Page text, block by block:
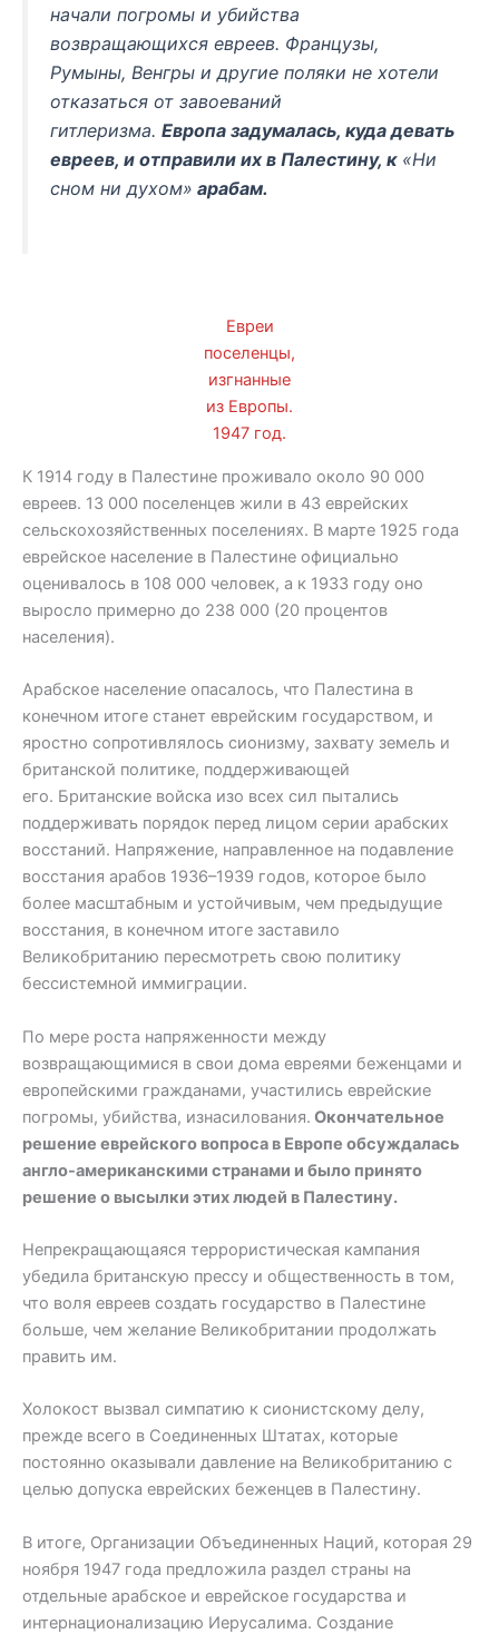
начали погромы и убийства
возвращающихся евреев. Французы,
Румыны, Венгры и другие поляки не хотели
отказаться от завоеваний
гитлеризма. Европа задумалась, куда девать
евреев, и отправили их в Палестину, к«Ни
сном ни духом» арабам.
Евреи
поселенцы,
изгнанные
из Европы.
1947 год.
К 1914 году в Палестине проживало около 90 000
евреев. 13 000 поселенцев жили в 43 еврейских
сельскохозяйственных поселениях. В марте 1925 года
еврейское население в Палестине официально
оценивалось в 108 000 человек, а к 1933 году оно
выросло примерно до 238 000 (20 процентов
населения).
Арабское население опасалось, что Палестина в
конечном итоге станет еврейским государством, и
яростно сопротивлялось сионизму, захвату земель и
британской политике, поддерживающей
его. Британские войска изо всех сил пытались
поддерживать порядок перед лицом серии арабских
восстаний. Напряжение, направленное на подавление
восстания арабов 1936–1939 годов, которое было
более масштабным и устойчивым, чем предыдущие
восстания, в конечном итоге заставило
Великобританию пересмотреть свою политику
бессистемной иммиграции.
По мере роста напряженности между
возвращающимися в свои дома евреями беженцами и
европейскими гражданами, участились еврейские
погромы, убийства, изнасилования. Окончательное
решение еврейского вопроса в Европе обсуждалась
англо-американскими странами и было принято
решение о высылки этих людей в Палестину.
Непрекращающаяся террористическая кампания
убедила британскую прессу и общественность в том,
что воля евреев создать государство в Палестине
больше, чем желание Великобритании продолжать
править им.
Холокост вызвал симпатию к сионистскому делу,
прежде всего в Соединенных Штатах, которые
постоянно оказывали давление на Великобританию с
целью допуска еврейских беженцев в Палестину.
В итоге, Организации Объединенных Наций, которая 29
ноября 1947 года предложила раздел страны на
отдельные арабское и еврейское государства и
интернационализацию Иерусалима. Создание